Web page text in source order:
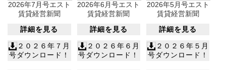
2026年7月号エスト
賃貸経営新聞
詳細を見る
２０２６年７月
号ダウンロード！
2026年6月号エスト
賃貸経営新聞
詳細を見る
２０２６年６月
号ダウンロード！
2026年5月号エスト
賃貸経営新聞
詳細を見る
２０２６年５月
号ダウンロード！